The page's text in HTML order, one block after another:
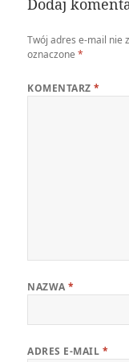
Dodaj
Twój adres e-mail nie
oznaczone*
KOMENTARZ*
NAZWA*
ADRES E-MAIL *